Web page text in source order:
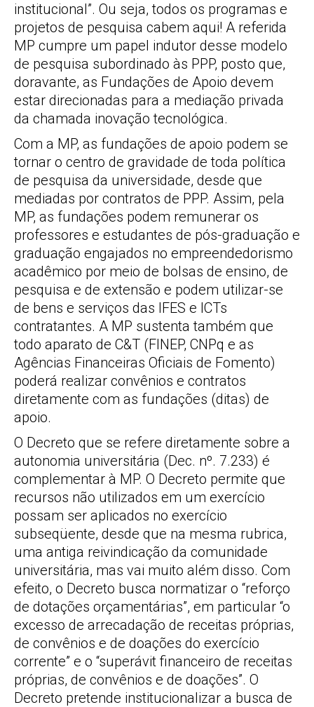
institucional”. Ou seja, todos os programas e
projetos de pesquisa cabem aqui! A referida
MP cumpre um papel indutor desse modelo
de pesquisa subordinado às PPP, posto que,
doravante, as Fundações de Apoio devem
estar direcionadas para a mediação privada
da chamada inovação tecnológica.
Com a MP, as fundações de apoio podem se
tornar o centro de gravidade de toda política
de pesquisa da universidade, desde que
mediadas por contratos de PPP. Assim, pela
MP, as fundações podem remunerar os
professores e estudantes de pós-graduação e
graduação engajados no empreendedorismo
acadêmico por meio de bolsas de ensino, de
pesquisa e de extensão e podem utilizar-se
de bens e serviços das IFES e ICTs
contratantes. A MP sustenta também que
todo aparato de C&T (FINEP, CNPq e as
Agências Financeiras Oficiais de Fomento)
poderá realizar convênios e contratos
diretamente com as fundações (ditas) de
apoio.
O Decreto que se refere diretamente sobre a
autonomia universitária (Dec. nº. 7.233) é
complementar à MP. O Decreto permite que
recursos não utilizados em um exercício
possam ser aplicados no exercício
subseqüente, desde que na mesma rubrica,
uma antiga reivindicação da comunidade
universitária, mas vai muito além disso. Com
efeito, o Decreto busca normatizar o “reforço
de dotações orçamentárias”, em particular “o
excesso de arrecadação de receitas próprias,
de convênios e de doações do exercício
corrente” e o “superávit financeiro de receitas
próprias, de convênios e de doações”. O
Decreto pretende institucionalizar a busca de